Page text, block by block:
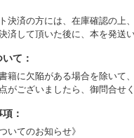
決済の方には、在庫確認の上
済して頂いた後に、本を発送い
て：
籍に欠陥がある場合を除いて
がございましたら、御問合せく
：
いてのお知らせ》